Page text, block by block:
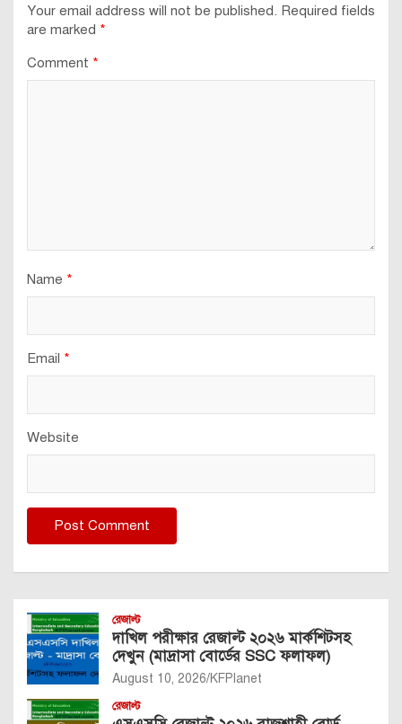
Your email address will not be published. Required fields
are marked *
Comment *
Name *
Email *
Website
রেজাল্ট
দাখিল পরীক্ষার রেজাল্ট ২০২৬ মার্কশিটসহ
দেখুন (মাদ্রাসা বোর্ডের SSC ফলাফল)
August 10, 2026 KFPlanet
রেজাল্ট